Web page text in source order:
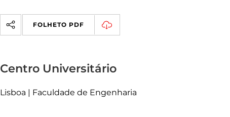
FOLHETO PDF
Centro Universitário
Lisboa | Faculdade de Engenharia